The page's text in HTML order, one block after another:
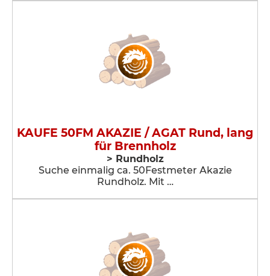
KAUFE 50FM AKAZIE / AGAT Rund, lang
für Brennholz
> Rundholz
Suche einmalig ca. 50Festmeter Akazie
Rundholz. Mit …